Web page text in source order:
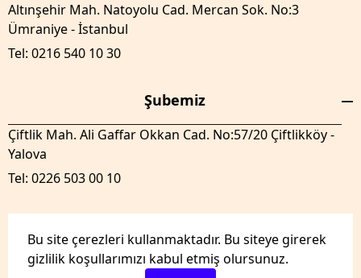
Bu site çerezleri kullanmaktadır. Bu siteye girerek
gizlilik koşullarımızı kabul etmiş olursunuz.
Altınşehir Mah. Natoyolu Cad. Mercan Sok. No:3
Ümraniye - İstanbul
Tel: 0216 540 10 30
Şubemiz
Çiftlik Mah. Ali Gaffar Okkan Cad. No:57/20 Çiftlikköy -
Yalova
Tel: 0226 503 00 10